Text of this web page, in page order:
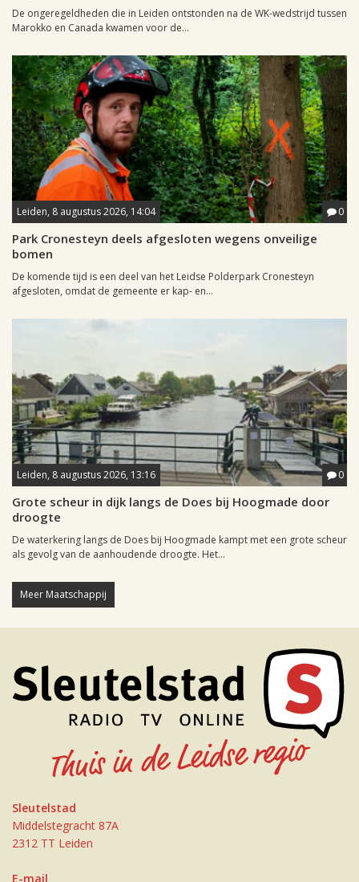
De ongeregeldheden die in Leiden ontstonden na de WK-wedstrijd tussen
Marokko en Canada kwamen voor de...
Leiden, 8 augustus 2026, 14:04 0
Park Cronesteyn deels afgesloten wegens onveilige
bomen
De komende tijd is een deel van het Leidse Polderpark Cronesteyn
afgesloten, omdat de gemeente er kap- en...
Leiden, 8 augustus 2026, 13:16 0
Grote scheur in dijk langs de Does bij Hoogmade door
droogte
De waterkering langs de Does bij Hoogmade kampt met een grote scheur
als gevolg van de aanhoudende droogte. Het...
Meer Maatschappij
Sleutelstad
Middelstegracht 87A
2312 TT Leiden
E-mail